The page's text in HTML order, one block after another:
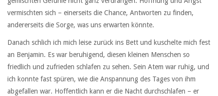
vermischten sich – einerseits die Chance, Antworten zu finden,
andererseits die Sorge, was uns erwarten könnte.
Danach schlich ich mich leise zurück ins Bett und kuschelte mich fest
an Benjamin. Es war beruhigend, diesen kleinen Menschen so
friedlich und zufrieden schlafen zu sehen. Sein Atem war ruhig, und
ich konnte fast spüren, wie die Anspannung des Tages von ihm
abgefallen war. Hoffentlich kann er die Nacht durchschlafen – er